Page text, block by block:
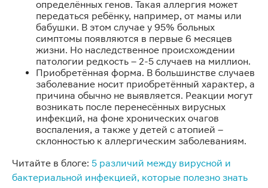
определённых генов. Такая аллергия может
передаться ребёнку, например, от мамы или
бабушки. В этом случае у 95% больных
симптомы появляются в первые 6 месяцев
жизни. Но наследственное происхождении
патологии редкость – 2-5 случаев на миллион.
Приобретённая форма. В большинстве случаев
заболевание носит приобретённый характер, а
причина обычно не выявляется. Реакции могут
возникать после перенесённых вирусных
инфекций, на фоне хронических очагов
воспаления, а также у детей с атопией –
склонностью к аллергическим заболеваниям.
Читайте в блоге: 5 различий между вирусной и
бактериальной инфекцией, которые полезно знать